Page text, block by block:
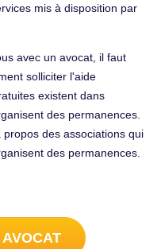
mis à disposition par
avec un avocat, il faut
solliciter l'aide
existent dans
des permanences.
des associations qui
des permanences.